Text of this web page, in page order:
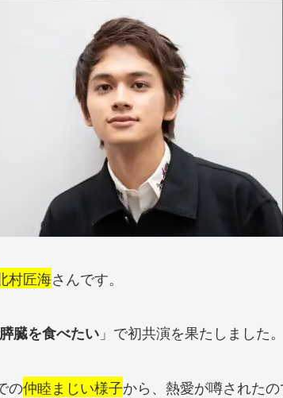
村匠海さんです。
臓を食べたい 」で初共演を果たしました。
の仲睦まじい様子から、熱愛が噂されたの